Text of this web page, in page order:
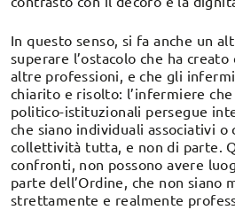
In questo senso, si fa anche un
superare l’ostacolo che ha
altre professioni, e che gli
chiarito e risolto: l’infermiere
politico-istituzionali persegue
che siano individuali associativi
collettività tutta, e non di parte.
confronti, non possono avere
parte dell’Ordine, che non siano
strettamente e realmente